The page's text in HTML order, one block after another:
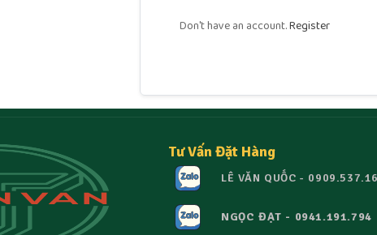
Don't have an account.Register
Tư Vấn Đặt Hàng
LÊ VĂN QUỐC -
NGỌC ĐẠT - 0941.191.794